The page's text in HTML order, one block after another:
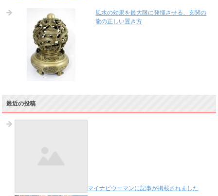
風水の効果を最大限に発揮させる、玄関の
龍の正しい置き方
最近の投稿
マイナビウーマンに記事が掲載されました